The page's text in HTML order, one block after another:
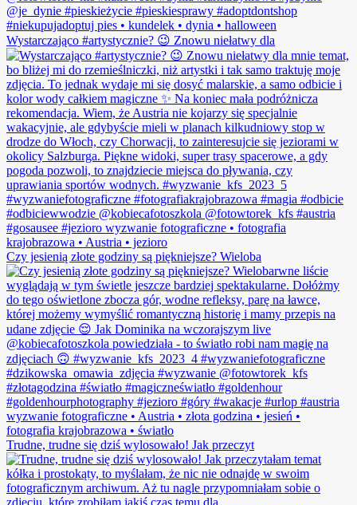
Wystarczająco #artystycznie? 😉 Znowu niełatwy dla
Czy jesienią złote godziny są piękniejsze? Wieloba
Trudne, trudne się dziś wylosowało! Jak przeczyt